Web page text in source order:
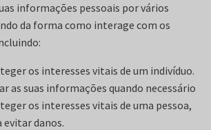
informações pessoais por vários
da forma como interage com os
os interesses vitais de um indivíduo.
as suas informações quando necessário
os interesses vitais de uma pessoa,
evitar danos.